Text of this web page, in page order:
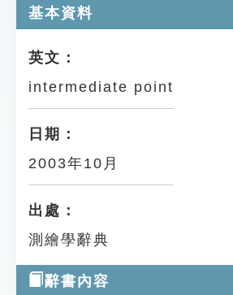
單字索引
遊戲專區
教學應用
貓頭鷹博士
基本資料
英文：
intermediate point
日期：
2003年10月
出處：
測繪學辭典
辭書內容